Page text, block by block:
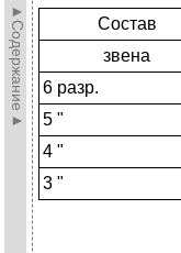
►Содержание► Состав
звена
6 разр.
5 "
4 "
3 "